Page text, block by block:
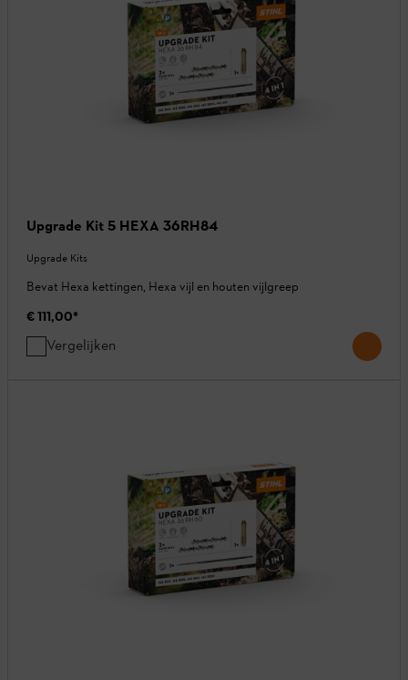
Upgrade Kit 5 HEXA 36RH84
Upgrade Kits
Bevat Hexa kettingen, Hexa vijl en houten vijlgreep
€ 111,00*
Vergelijken